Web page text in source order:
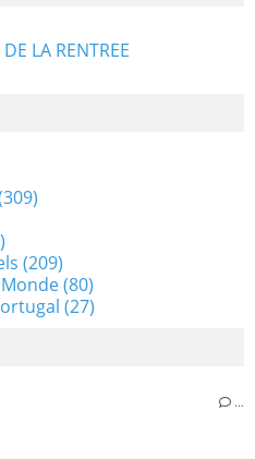
…
LA RENTREE
(209)
(80)
(27)